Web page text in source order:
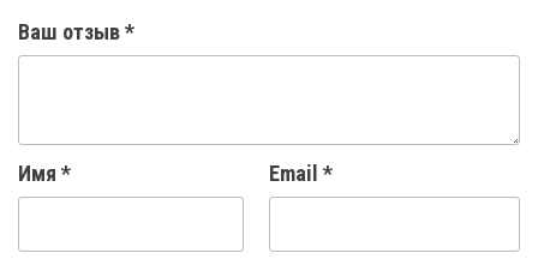
Ваш отзыв*
Имя * Email *